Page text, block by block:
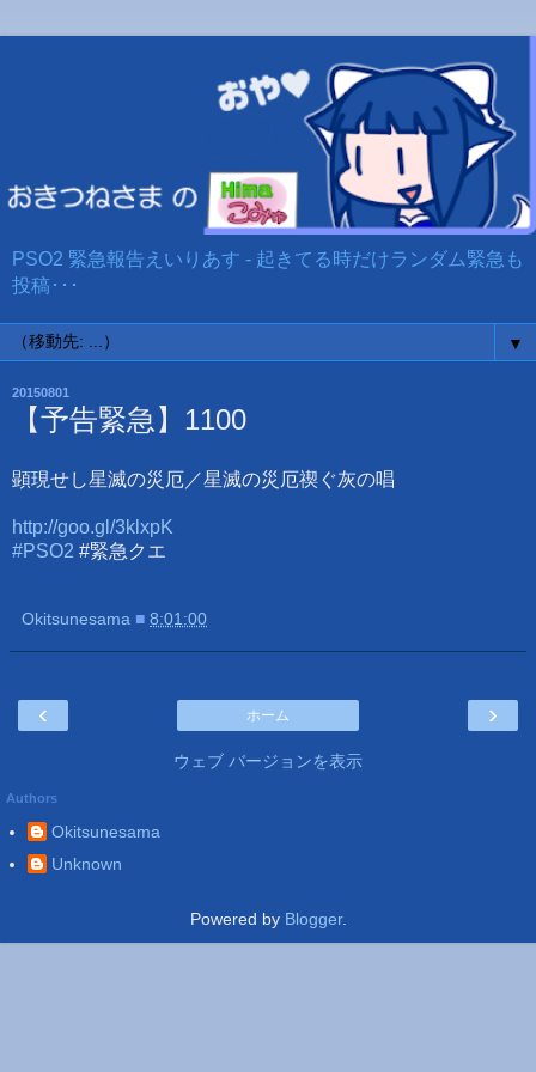
PSO2 緊急報告えいりあす - 起きてる時だけランダム緊急も
投稿･･･
▼
20150801
【予告緊急】1100
顕現せし星滅の災厄／星滅の災厄禊ぐ灰の唱
http://goo.gl/3klxpK
#PSO2 #緊急クエ
Okitsunesama ■ 8:01:00
‹ ›
ホーム
ウェブ バージョンを表示
Authors
Okitsunesama
Unknown
Powered by Blogger.